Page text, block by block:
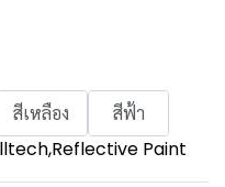
สีเหลือง สีฟ้า
,Reflective Paint